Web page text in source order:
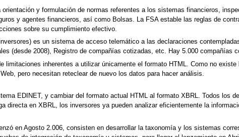
y formulación de normas referentes a los sistemas financieros,
y agentes financieros, así como Bolsas. La FSA estable las reglas de
sobre su cumplimiento efectivo.
es un sistema de acceso telemático a las declaraciones
(desde 2008), Registro de compañías cotizadas, etc. Hay 5.000 compañías
limitaciones inherentes a utilizar únicamente el formato HTML. Como no
pero necesitan reteclear de nuevo los datos para hacer análisis.
EDINET, y cambiar del formato actual HTML al formato XBRL. Todos los
directa en XBRL, los inversores ya pueden analizar eficientemente la
en Agosto 2.006, consisten en desarrollar la taxonomía y los sistemas